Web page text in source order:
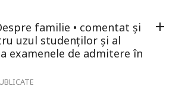
familie • comentat și
uzul studenților și al
examenele de admitere în